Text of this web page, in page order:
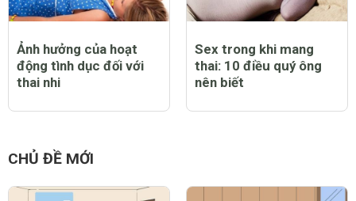
Ảnh hưởng của hoạt
động tình dục đối với
thai nhi
Sex trong khi mang
thai: 10 điều quý ông
nên biết
CHỦ ĐỀ MỚI